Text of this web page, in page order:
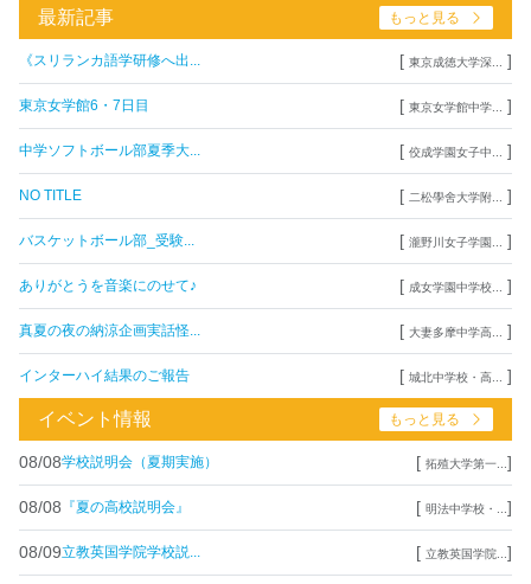
最新記事 もっと見る
《スリランカ語学研修へ出... [ 東京成徳大学深... ]
東京女学館6・7日目 [ 東京女学館中学... ]
中学ソフトボール部夏季大... [ 佼成学園女子中... ]
NO TITLE [ 二松學舍大学附... ]
バスケットボール部_受験... [ 瀧野川女子学園... ]
ありがとうを音楽にのせて♪ [ 成女学園中学校... ]
真夏の夜の納涼企画実話怪... [ 大妻多摩中学高... ]
インターハイ結果のご報告 [ 城北中学校・高... ]
イベント情報 もっと見る
08/08学校説明会（夏期実施） [ 拓殖大学第一... ]
08/08 『夏の高校説明会』 [ 明法中学校・... ]
08/09立教英国学院学校説... [ 立教英国学院... ]